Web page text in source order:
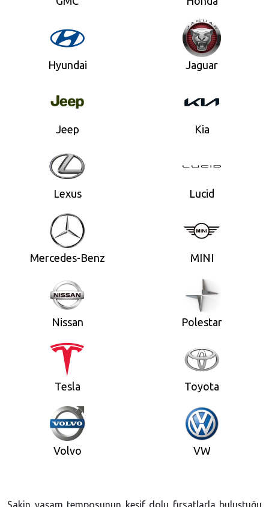
Hyundai Jaguar
Jeep Kia
Lexus Lucid
Mercedes-Benz MINI
Nissan Polestar
Tesla Toyota
Volvo VW